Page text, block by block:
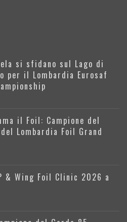
si sfidano sul Lago di
per il Lombardia Eurosaf
il Foil: Campione del
Lombardia Foil Grand
& Wing Foil Clinic 2026 a